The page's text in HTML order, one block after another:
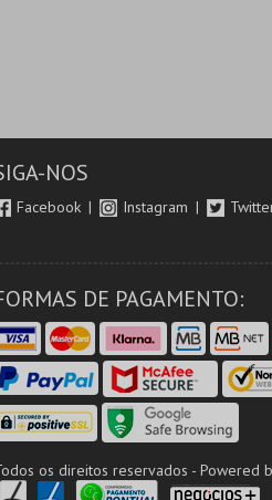
NOS
Facebook Instagram
DE PAGAMENTO:
os direitos reservados - Powered